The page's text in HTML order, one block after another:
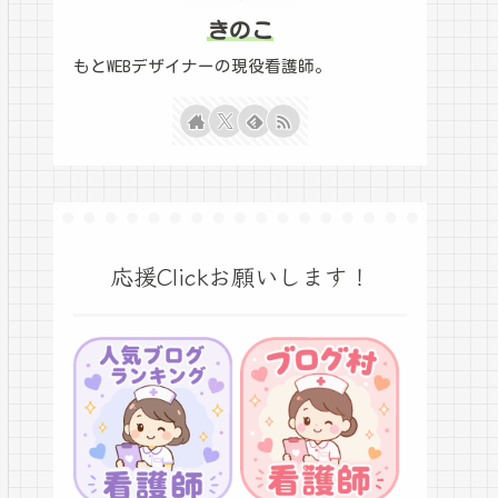
きのこ
もとWEBデザイナーの現役看護師。
応援Clickお願いします！